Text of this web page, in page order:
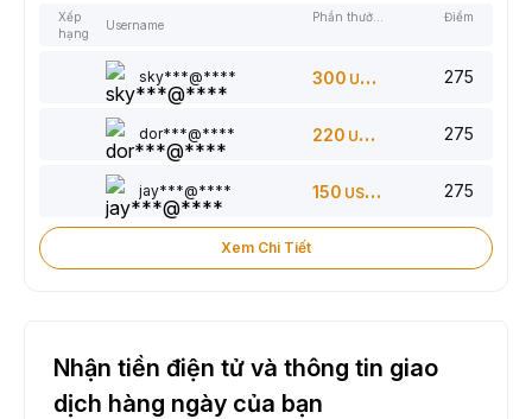
Xếp
hạng
Username
Điểm
sky***@**** 300 USDT 275
dor***@**** 220 USDT 275
jay***@**** 150 USDT 275
Xem Chi Tiết
Nhận tiền điện tử và thông tin giao
dịch hàng ngày của bạn